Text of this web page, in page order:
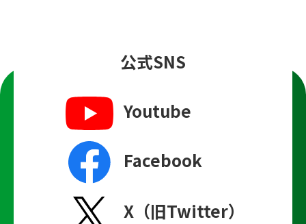
公式SNS
Youtube
Facebook
X（旧Twitter）